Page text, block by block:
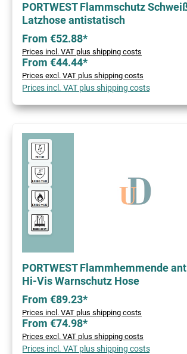
PORTWEST Flammschutz
Latzhose antistatisch
From €52.88*
Prices incl. VAT plus shipping costs
From €44.44*
Prices excl. VAT plus shipping costs
Prices incl. VAT plus shipping costs
PORTWEST Flammhemmende
Hi-Vis Warnschutz Hose
From €89.23*
Prices incl. VAT plus shipping costs
From €74.98*
Prices excl. VAT plus shipping costs
Prices incl. VAT plus shipping costs